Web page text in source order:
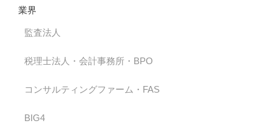
業界
監査法人
税理士法人・会計事務所・BPO
コンサルティングファーム・FAS
BIG4